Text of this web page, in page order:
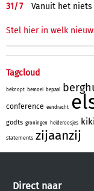
31/7 Vanuit het
Stel hier in welk
Tagcloud
beknopt bemoei bepaal
conference eendracht
godts groningen heideroosjes kiki
statements zijaanzij
Direct naar